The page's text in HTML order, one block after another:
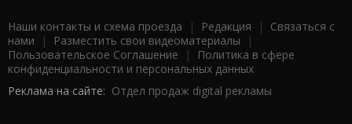
Наши контакты и схема проезда | Редакция | Связаться с
нами | Разместить свои видеоматериалы |
Пользовательское Соглашение |
Политика в сфере
конфиденциальности и персональных данных
Реклама на сайте: Отдел продаж digital рекламы